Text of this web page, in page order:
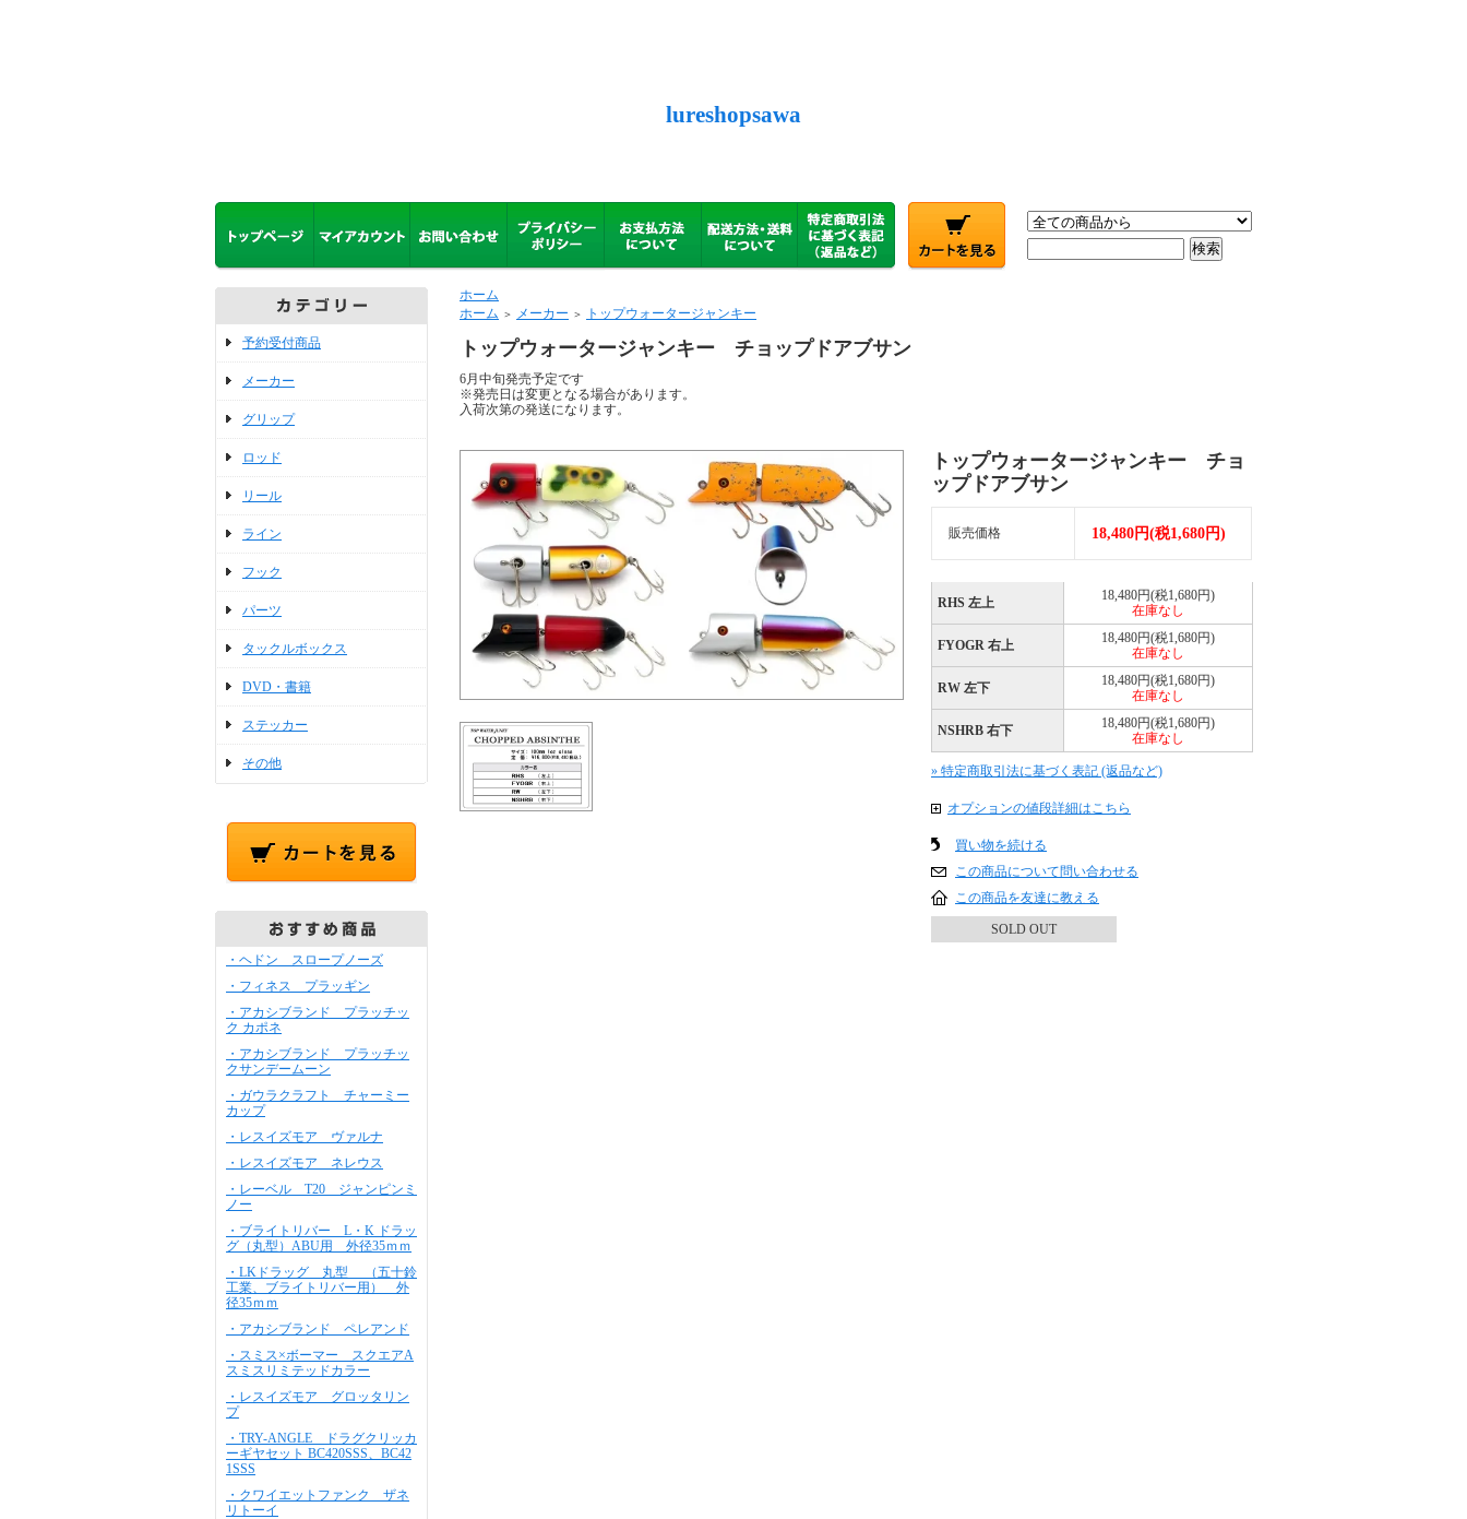
lureshopsawa
予約受付商品
メーカー
グリップ
ロッド
リール
ライン
フック
パーツ
タックルボックス
DVD・書籍
ステッカー
その他
・ヘドン スロープノーズ
・フィネス プラッギン
・アカシブランド プラッチッ
ク カポネ
・アカシブランド プラッチッ
クサンデームーン
・ガウラクラフト チャーミー
カップ
・レスイズモア ヴァルナ
・レスイズモア ネレウス
・レーベル T20 ジャンピンミ
ノー
・ブライトリバー L・K ドラッ
グ（丸型）ABU用 外径35ｍｍ
・LKドラッグ 丸型 （五十鈴
工業、ブライトリバー用） 外
径35ｍｍ
・アカシブランド ペレアンド
・スミス×ボーマー スクエアA
スミスリミテッドカラー
・レスイズモア グロッタリン
プ
・TRY-ANGLE ドラグクリッカ
ーギヤセット BC420SSS、BC42
1SSS
・クワイエットファンク ザネ
リトーイ
ホーム
ホーム ＞ メーカー ＞ トップウォータージャンキー
トップウォータージャンキー チョップドアブサン
6月中旬発売予定です
※発売日は変更となる場合があります。
入荷次第の発送になります。
トップウォータージャンキー チョ
ップドアブサン
販売価格 18,480円(税1,680円)
RHS 左上
18,480円(税1,680円)
在庫なし
FYOGR 右上
18,480円(税1,680円)
在庫なし
RW 左下
18,480円(税1,680円)
在庫なし
NSHRB 右下
18,480円(税1,680円)
在庫なし
» 特定商取引法に基づく表記 (返品など)
オプションの値段詳細はこちら
買い物を続ける
この商品について問い合わせる
この商品を友達に教える
SOLD OUT